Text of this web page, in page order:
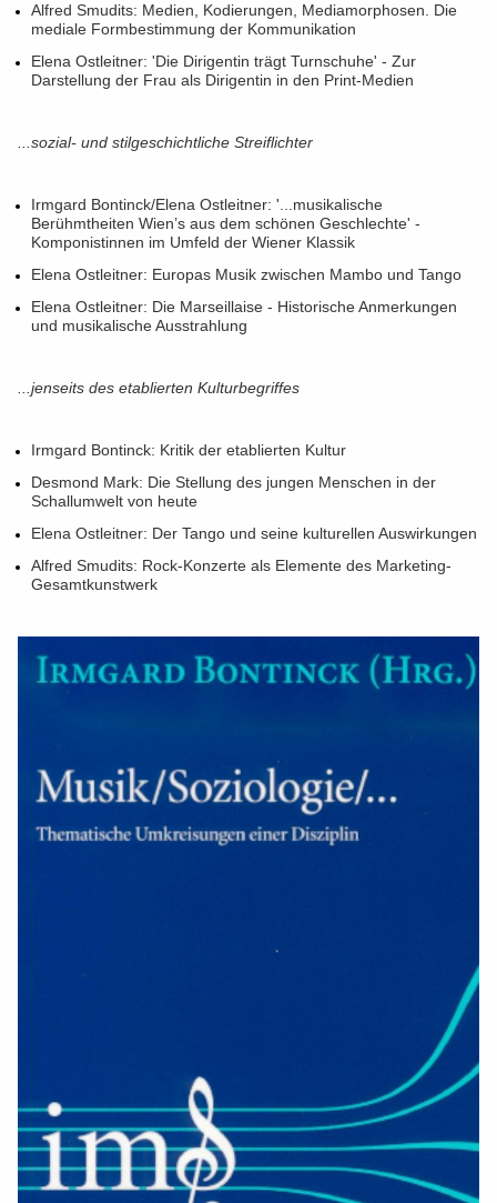
Alfred Smudits: Medien, Kodierungen, Mediamorphosen. Die
mediale Formbestimmung der Kommunikation
Elena Ostleitner: 'Die Dirigentin trägt Turnschuhe' - Zur
Darstellung der Frau als Dirigentin in den Print-Medien
...sozial- und stilgeschichtliche Streiflichter
Irmgard Bontinck/Elena Ostleitner: '...musikalische
Berühmtheiten Wien’s aus dem schönen Geschlechte' -
Komponistinnen im Umfeld der Wiener Klassik
Elena Ostleitner: Europas Musik zwischen Mambo und Tango
Elena Ostleitner: Die Marseillaise - Historische Anmerkungen
und musikalische Ausstrahlung
...jenseits des etablierten Kulturbegriffes
Irmgard Bontinck: Kritik der etablierten Kultur
Desmond Mark: Die Stellung des jungen Menschen in der
Schallumwelt von heute
Elena Ostleitner: Der Tango und seine kulturellen Auswirkungen
Alfred Smudits: Rock-Konzerte als Elemente des Marketing-
Gesamtkunstwerk